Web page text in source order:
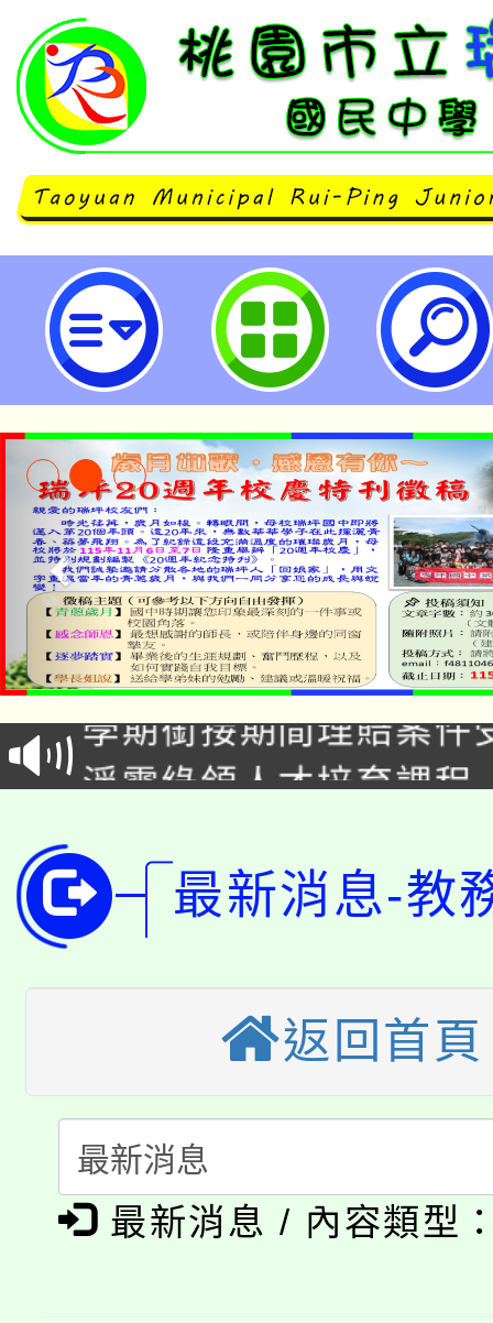
114年度教學基地學校本土語教學
同備課研習-桃園市立瑞坪國民中學
115年食農教育專業人
程
學期銜接期間理賠案件
學籍身 分審查程序及
淨零綠領人才培育課程
代理(課)教師甄選結果(
「2026金融保險知識
車」活動
桃園市115學年度學生
生本土語及新住民語歌
公告本校115學年度第
代理(課)教師甄選結果
公告本校115學年度第
代理(課)教師甄選結果(
轉知中國文化大學推廣
《TA101》溝通分析基
程，歡迎學生輔導中心
轉知苗栗縣政府辦理
縣市「校園短影音徵選
115年食農教育專業人
最新消息-教
返回首頁
最新消息 / 內容類型